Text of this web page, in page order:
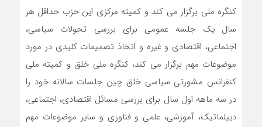
کنگره ملی برگزار می کند و کمیته مرکزی این حزب حداقل هر
سال یک جلسه عمومی برای بررسی تحولات سیاسی،
اجتماعی، اقتصادی و غیره و اتخاذ تصمیمات کلیدی در مورد
موضوعات مهم برگزار می کند، کنگره ملی خلق و کمیته ملی
کنفرانس مشورتی سیاسی خلق چین جلسات سالانه خود را
در سه ماهه اول سال برای بررسی مسائل اقتصادی، اجتماعی،
دیپلماتیک، آموزشی، علمی و فناوری و سایر موضوعات مهم